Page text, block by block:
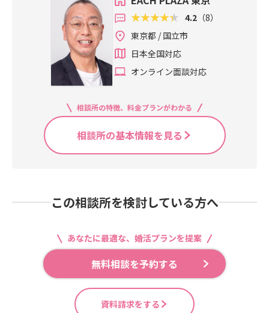
4.2 （8）
東京都 / 国立市
日本全国対応
オンライン面談対応
相談所の特徴、料金プランがわかる
相談所の基本情報を見る
この相談所を検討している方へ
あなたに最適な、婚活プランを提案
無料相談を予約する
資料請求をする